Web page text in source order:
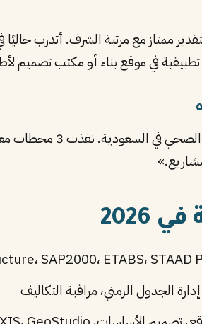
ممتاز مع مرتبة الشرف. أتدرب